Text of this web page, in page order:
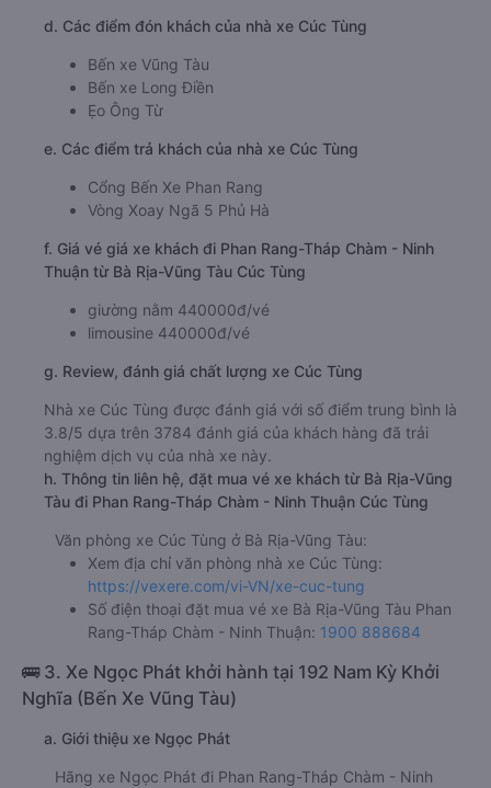
d. Các điểm đón khách của nhà xe Cúc Tùng
Bến xe Vũng Tàu
Bến xe Long Điền
Ẹo Ông Từ
e. Các điểm trả khách của nhà xe Cúc Tùng
Cổng Bến Xe Phan Rang
Vòng Xoay Ngã 5 Phủ Hà
f. Giá vé giá xe khách đi Phan Rang-Tháp Chàm - Ninh
Thuận từ Bà Rịa-Vũng Tàu Cúc Tùng
giường nằm 440000đ/vé
limousine 440000đ/vé
g. Review, đánh giá chất lượng xe Cúc Tùng
Nhà xe Cúc Tùng được đánh giá với số điểm trung bình là
3.8/5 dựa trên 3784 đánh giá của khách hàng đã trải
nghiệm dịch vụ của nhà xe này.
h. Thông tin liên hệ, đặt mua vé xe khách từ Bà Rịa-Vũng
Tàu đi Phan Rang-Tháp Chàm - Ninh Thuận Cúc Tùng
Văn phòng xe Cúc Tùng ở Bà Rịa-Vũng Tàu:
Xem địa chỉ văn phòng nhà xe Cúc Tùng:
https://vexere.com/vi-VN/xe-cuc-tung
Số điện thoại đặt mua vé xe Bà Rịa-Vũng Tàu Phan
Rang-Tháp Chàm - Ninh Thuận: 1900 888684
🚌 3. Xe Ngọc Phát khởi hành tại 192 Nam Kỳ Khởi
Nghĩa (Bến Xe Vũng Tàu)
a. Giới thiệu xe Ngọc Phát
Hãng xe Ngọc Phát đi Phan Rang-Tháp Chàm - Ninh